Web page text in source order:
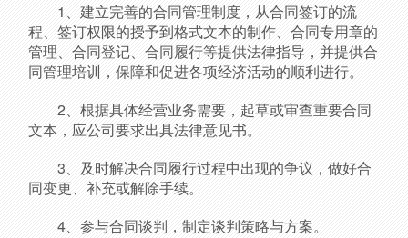
1、建立完善的合同管理制度，从合同签订的流
程、签订权限的授予到格式文本的制作、合同专用章的
管理、合同登记、合同履行等提供法律指导，并提供合
同管理培训，保障和促进各项经济活动的顺利进行。
2、根据具体经营业务需要，起草或审查重要合同
文本，应公司要求出具法律意见书。
3、及时解决合同履行过程中出现的争议，做好合
同变更、补充或解除手续。
4、参与合同谈判，制定谈判策略与方案。